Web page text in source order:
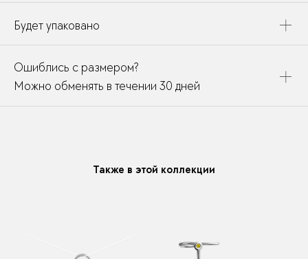
Будет упаковано
дополнено открыткой, паспортом украшения и
собрано в подарочный пакет
Ошиблись с размером?
Можно обменять в течении 30 дней
Также в этой коллекции